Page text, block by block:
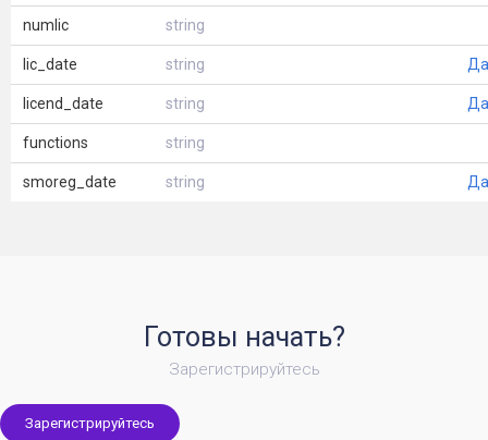
numlic string
lic_date string
licend_date string
functions string
smoreg_date string
Готовы начать?
Зарегистрируйтесь
Зарегистрируйтесь